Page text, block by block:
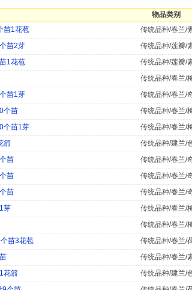
物品类别
苗1花苞 传统品种/春兰/
苗2芽 传统品种/莲瓣/
1花苞 传统品种/莲瓣/
传统品种/春兰/
苗1芽 传统品种/春兰/
个苗 传统品种/春兰/
个苗1芽 传统品种/春兰/
箭 传统品种/建兰/
苗 传统品种/春兰/
苗 传统品种/春兰/
苗 传统品种/春兰/
芽 传统品种/春兰/
传统品种/春兰/
苗3花苞 传统品种/春兰/
传统品种/春兰/
花箭 传统品种/建兰/